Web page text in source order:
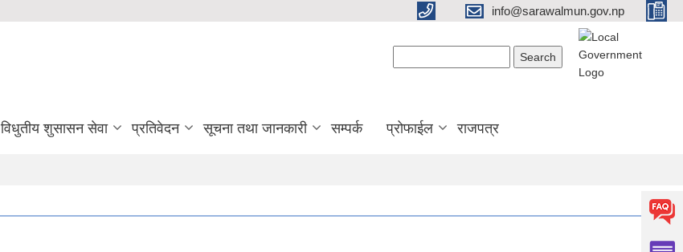
info@sarawalmun.gov.np
विधुतीय शुसासन सेवा प्रतिवेदन सूचना तथा जानकारी सम्पर्क प्रोफाईल राजपत्र